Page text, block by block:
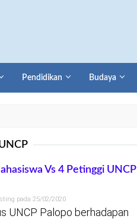
Pendidikan Budaya
Vs 4 Petinggi UNCP
pada 25/02/2020
UNCP Palopo berhadapan